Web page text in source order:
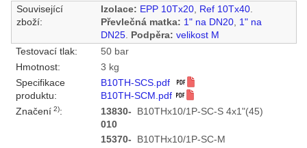
Související
zboží:
Izolace: EPP 10Tx20, Ref 10Tx40.
Převlečná matka: 1" na DN20, 1" na
DN25. Podpěra: velikost M
Testovací tlak:
50 bar
Hmotnost:
3 kg
Specifikace
produktu:
B10TH-SCS.pdf
B10TH-SCM.pdf
Značení2):
13830-
010
B10THx10/1P-SC-S 4x1"(45)
15370-
B10THx10/1P-SC-M